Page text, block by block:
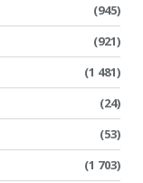
(945)
(921)
(1 481)
(24)
(53)
(1 703)